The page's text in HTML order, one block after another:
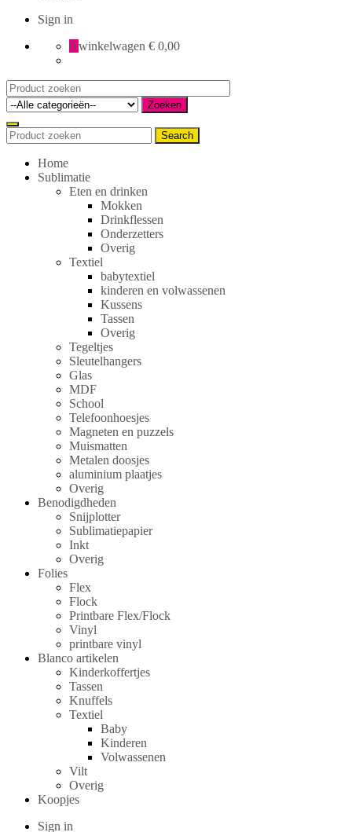
Sign in
0 winkelwagen € 0,00
Search
for:
Zoeken
Search
for:
Search
Home
Sublimatie
Eten en drinken
Mokken
Drinkflessen
Onderzetters
Overig
Textiel
babytextiel
kinderen en volwassenen
Kussens
Tassen
Overig
Tegeltjes
Sleutelhangers
Glas
MDF
School
Telefoonhoesjes
Magneten en puzzels
Muismatten
Metalen doosjes
aluminium plaatjes
Overig
Benodigdheden
Snijplotter
Sublimatiepapier
Inkt
Overig
Folies
Flex
Flock
Printbare Flex/Flock
Vinyl
printbare vinyl
Blanco artikelen
Kinderkoffertjes
Tassen
Knuffels
Textiel
Baby
Kinderen
Volwassenen
Vilt
Overig
Koopjes
Sign in